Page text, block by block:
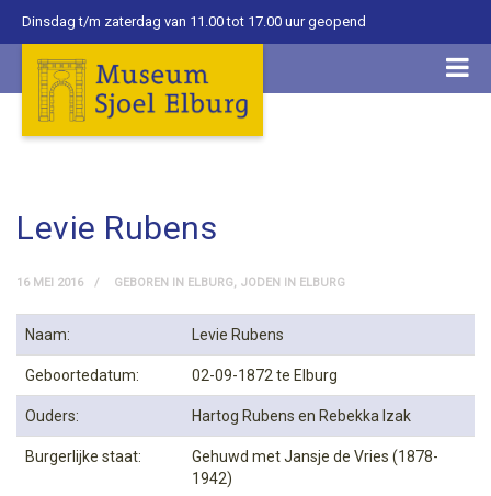
Dinsdag t/m zaterdag van 11.00 tot 17.00 uur geopend
Levie Rubens
16 MEI 2016 GEBOREN IN ELBURG, JODEN IN ELBURG
Naam: Levie Rubens
Geboortedatum: 02-09-1872 te Elburg
Ouders: Hartog Rubens en Rebekka Izak
Burgerlijke staat:
Gehuwd met Jansje de Vries (1878-
1942)